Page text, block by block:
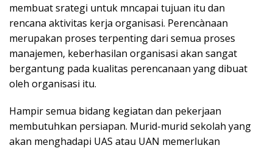
membuat srategi untuk mncapai tujuan itu dan
rencana aktivitas kerja organisasi. Perencànaan
merupakan proses terpenting dari semua proses
manajemen, keberhasilan organisasi akan sangat
bergantung pada kualitas perencanaan yang dibuat
oleh organisasi itu.
Hampir semua bidang kegiatan dan pekerjaan
membutuhkan persiapan. Murid-murid sekolah yang
akan menghadapi UAS atau UAN memerlukan